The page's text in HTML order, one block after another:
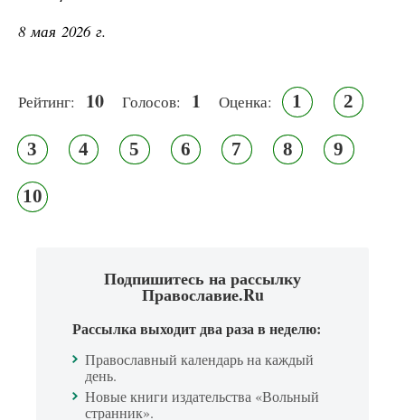
8 мая 2026 г.
Рейтинг: 10 Голосов: 1 Оценка: 1 2
3 4 5 6 7 8 9
10
Подпишитесь на рассылку
Православие.Ru
Рассылка выходит два раза в неделю:
Православный календарь на каждый
день.
Новые книги издательства «Вольный
странник».